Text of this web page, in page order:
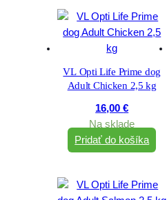
VL Opti Life Prime dog
Adult Chicken 2,5 kg
16,00€
Na sklade
Pridať do košíka